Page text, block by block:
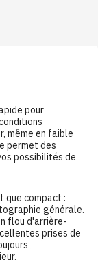
pour
même en faible
permet des
possibilités de
que compact :
générale.
flou d'arrière-
prises de